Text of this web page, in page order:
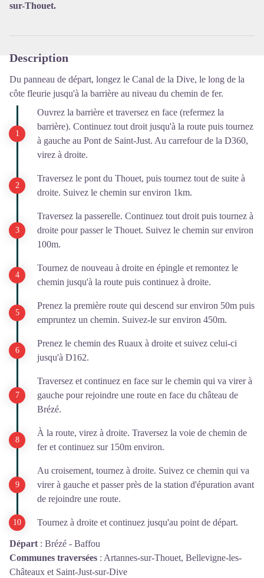
sur-Thouet.
Description
Du panneau de départ, longez le Canal de la Dive, le long de la
côte fleurie jusqu'à la barrière au niveau du chemin de fer.
Ouvrez la barrière et traversez en face (refermez la
barrière). Continuez tout droit jusqu'à la route puis tournez
à gauche au Pont de Saint-Just. Au carrefour de la D360,
virez à droite.
Traversez le pont du Thouet, puis tournez tout de suite à
droite. Suivez le chemin sur environ 1km.
Traversez la passerelle. Continuez tout droit puis tournez à
droite pour passer le Thouet. Suivez le chemin sur environ
100m.
Tournez de nouveau à droite en épingle et remontez le
chemin jusqu'à la route puis continuez à droite.
Prenez la première route qui descend sur environ 50m puis
empruntez un chemin. Suivez-le sur environ 450m.
Prenez le chemin des Ruaux à droite et suivez celui-ci
jusqu'à D162.
Traversez et continuez en face sur le chemin qui va virer à
gauche pour rejoindre une route en face du château de
Brézé.
À la route, virez à droite. Traversez la voie de chemin de
fer et continuez sur 150m environ.
Au croisement, tournez à droite. Suivez ce chemin qui va
virer à gauche et passer près de la station d'épuration avant
de rejoindre une route.
Tournez à droite et continuez jusqu'au point de départ.
Départ : Brézé - Baffou
Communes traversées : Artannes-sur-Thouet, Bellevigne-les-
Châteaux et Saint-Just-sur-Dive